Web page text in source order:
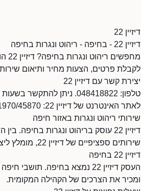
דיזיין 22
דיזיין 22 - בחיפה - ריהוט ונגרות בחיפה
לקבלת פרטים, הצעות מחיר ותיאום
יצירת קשר עם דיזיין 22
טלפון: 048418822. ניתן להתקשר בשעות הפעילות.
לאתר האינטרנט של דיזיין 22: https://www.d.co.il/36511970/45870/
שירותי ריהוט ונגרות באזור חיפה
דיזיין 22 עוסק בריהוט ונגרות
שירותים ספציפיים של דיזיין 22, מומלץ ליצור קשר ישירות.
דיזיין 22 בחיפה
ומכיר את הצרכים של הקהילה המקומית.